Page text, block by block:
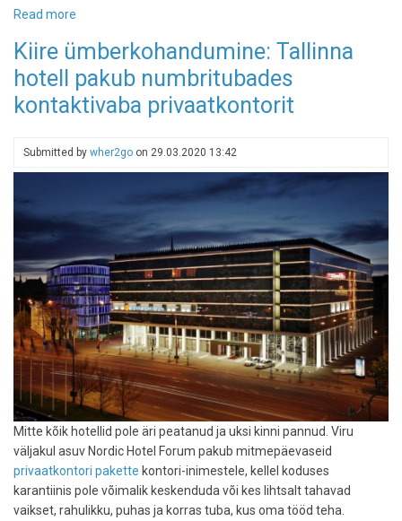
Read more
korraldab
septembri
lõpus
kaldakruiisi
Kiire ümberkohandumine: Tallinna
hotell pakub numbritubades
kontaktivaba privaatkontorit
Submitted by wher2go on 29.03.2020 13:42
Mitte kõik hotellid pole äri peatanud ja uksi kinni pannud. Viru
väljakul asuv Nordic Hotel Forum pakub mitmepäevaseid
privaatkontori pakette kontori-inimestele, kellel koduses
karantiinis pole võimalik keskenduda või kes lihtsalt tahavad
vaikset, rahulikku, puhas ja korras tuba, kus oma tööd teha.